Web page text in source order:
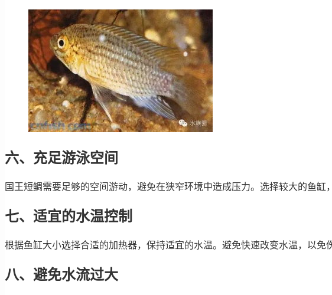
六、充足游泳空间
国王短鲷需要足够的空间游动，避免在狭窄环境中造成压力。选择较大的鱼缸
七、适宜的水温控制
根据鱼缸大小选择合适的加热器，保持适宜的水温。避免快速改变水温，以免
八、避免水流过大